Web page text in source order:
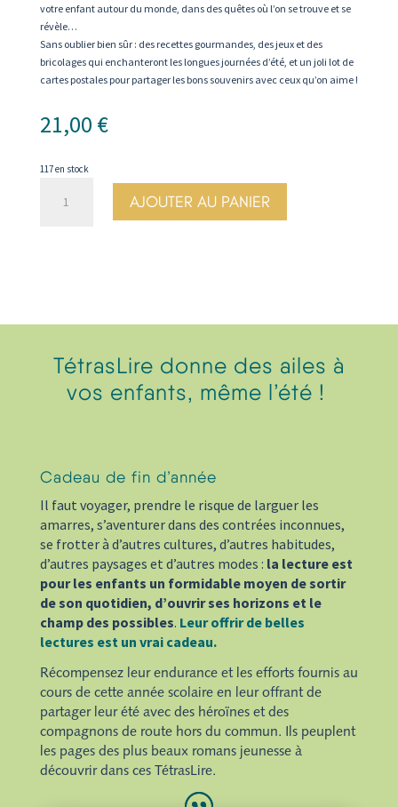
votre enfant autour du monde, dans des quêtes où l’on se trouve et se
révèle…
Sans oublier bien sûr : des recettes gourmandes, des jeux et des
bricolages qui enchanteront les longues journées d’été, et un joli lot de
cartes postales pour partager les bons souvenirs avec ceux qu’on aime !
21,00 €
117 en stock
généreuses
AJOUTER AU PANIER
TétrasLire donne des ailes à
vos enfants, même l’été !
Cadeau de fin d’année
Il faut voyager, prendre le risque de larguer les
amarres, s’aventurer dans des contrées inconnues,
se frotter à d’autres cultures, d’autres habitudes,
d’autres paysages et d’autres modes : la lecture est
pour les enfants un formidable moyen de sortir
de son quotidien, d’ouvrir ses horizons et le
champ des possibles. Leur offrir de belles
lectures est un vrai cadeau.
Récompensez leur endurance et les efforts fournis au
cours de cette année scolaire en leur offrant de
partager leur été avec des héroïnes et des
compagnons de route hors du commun. Ils peuplent
les pages des plus beaux romans jeunesse à
découvrir dans ces TétrasLire.